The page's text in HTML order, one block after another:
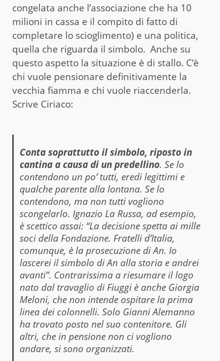
congelata anche l’associazione che ha 10
milioni in cassa e il compito di fatto di
completare lo scioglimento) e una politica,
quella che riguarda il simbolo. Anche su
questo aspetto la situazione è di stallo. C’è
chi vuole pensionare definitivamente la
vecchia fiamma e chi vuole riaccenderla.
Scrive Ciriaco:
Conta soprattutto il simbolo, riposto in
cantina a causa di un predellino. Se lo
contendono un po’ tutti, eredi legittimi e
qualche parente alla lontana. Se lo
contendono, ma non tutti vogliono
scongelarlo. Ignazio La Russa, ad esempio,
è scettico assai: “La decisione spetta ai mille
soci della Fondazione. Fratelli d’Italia,
comunque, è la prosecuzione di An. Io
lascerei il simbolo di An alla storia e andrei
avanti”. Contrarissima a riesumare il logo
nato dal travaglio di Fiuggi è anche Giorgia
Meloni, che non intende ospitare la prima
linea dei colonnelli. Solo Gianni Alemanno
ha trovato posto nel suo contenitore. Gli
altri, che in pensione non ci vogliono
andare, si sono organizzati.